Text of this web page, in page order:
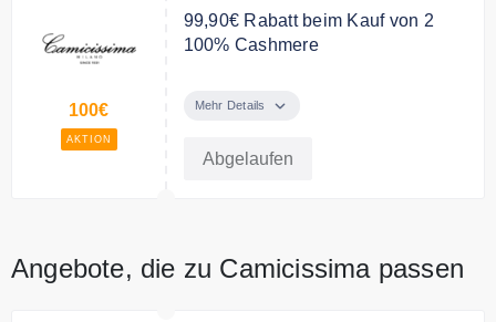
100€
AKTION
99,90€ Rabatt beim Kauf von 2
100% Cashmere
199,90€. Sie sparen 99,90€
Mehr Details
Abgelaufen
Angebote, die zu Camicissima passen